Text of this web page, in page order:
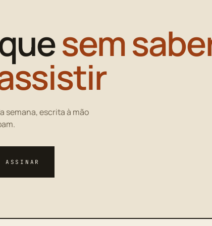
sem
semana, escrita à mão
ASSINAR